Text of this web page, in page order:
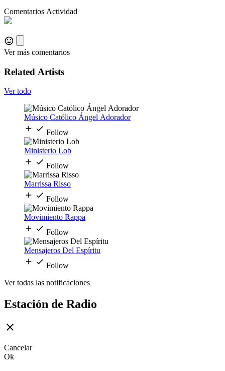
Comentarios Actividad
Ver más comentarios
Related Artists
Ver todo
Músico Católico Ángel Adorador
Follow
Ministerio Lob
Follow
Marrissa Risso
Follow
Movimiento Rappa
Follow
Mensajeros Del Espíritu
Follow
Ver todas las notificaciones
Estación de Radio
Cancelar
Ok